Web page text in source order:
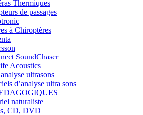
Thermiques
de passages
à Chiroptères
SoundChaser
Acoustics
ultrasons
d’analyse ultra sons
naturaliste
CD, DVD